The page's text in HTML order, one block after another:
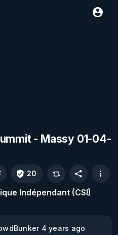
- Massy 01-04-
Indépendant (CSI)
20
4 years ago